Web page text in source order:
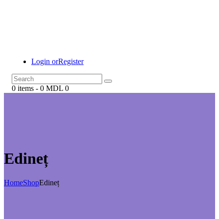
Login orRegister
0 items - 0 MDL 0
Edineț
HomeShopEdineț